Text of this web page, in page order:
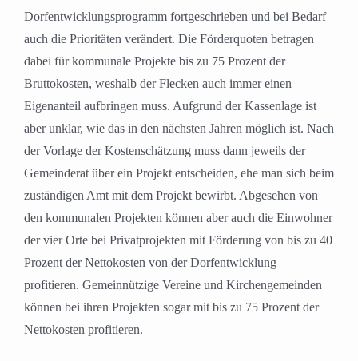
Dorfentwicklungsprogramm fortgeschrieben und bei Bedarf
auch die Prioritäten verändert. Die Förderquoten betragen
dabei für kommunale Projekte bis zu 75 Prozent der
Bruttokosten, weshalb der Flecken auch immer einen
Eigenanteil aufbringen muss. Aufgrund der Kassenlage ist
aber unklar, wie das in den nächsten Jahren möglich ist. Nach
der Vorlage der Kostenschätzung muss dann jeweils der
Gemeinderat über ein Projekt entscheiden, ehe man sich beim
zuständigen Amt mit dem Projekt bewirbt. Abgesehen von
den kommunalen Projekten können aber auch die Einwohner
der vier Orte bei Privatprojekten mit Förderung von bis zu 40
Prozent der Nettokosten von der Dorfentwicklung
profitieren. Gemeinnützige Vereine und Kirchengemeinden
können bei ihren Projekten sogar mit bis zu 75 Prozent der
Nettokosten profitieren.